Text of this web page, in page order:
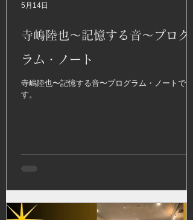
寺嶋陸也〜記憶する音〜プログ
ラム・ノート
寺嶋陸也〜記憶する音〜プログラム・ノートで
す。
5月14日